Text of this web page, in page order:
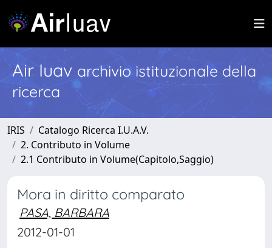
Air Iuav archivio istituzionale della
ricerca
IRIS
Catalogo Ricerca I.U.A.V.
2. Contributo in Volume
2.1 Contributo in Volume(Capitolo,Saggio)
Mora in diritto comparato
PASA, BARBARA
2012-01-01